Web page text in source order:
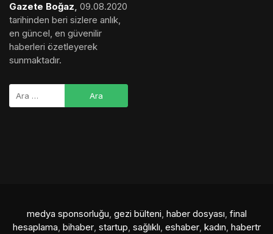
Gazete Boğaz, 09.08.2020
tarihinden beri sizlere anlık,
en güncel, en güvenilir
haberleri özetleyerek
sunmaktadır.
medya sponsorluğu, gezi bülteni, haber dosyası, final
hesaplama, bihaber, startup, sağlıklı, eshaber, kadın, habertr